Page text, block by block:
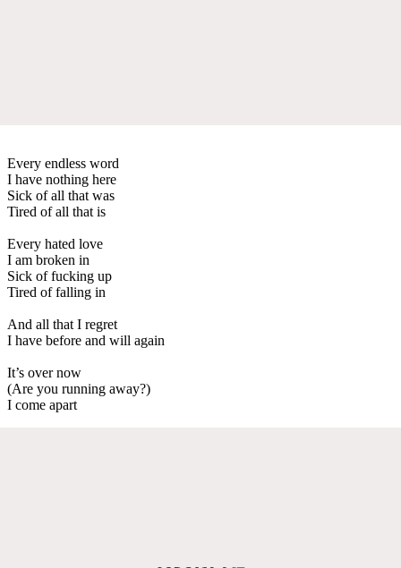
Every endless word
I have nothing here
Sick of all that was
Tired of all that is
Every hated love
I am broken in
Sick of fucking up
Tired of falling in
And all that I regret
I have before and will again
It’s over now
(Are you running away?)
I come apart